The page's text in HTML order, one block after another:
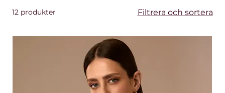
och köpa klänningarna i vår butik i Bromma, Stockholm
12 produkter Filtrera och sortera